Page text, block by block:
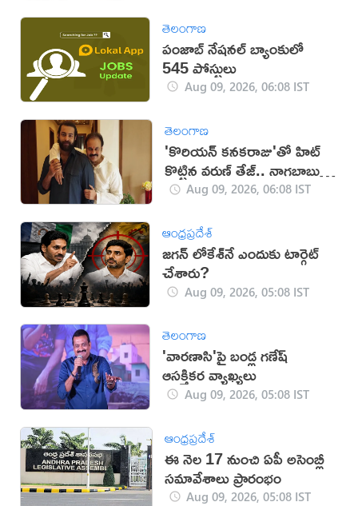
తెలంగాణ
పంజాబ్ నేషనల్ బ్యాంకులో
545 పోస్టులు
Aug 09, 2026, 06:08 IST
తెలంగాణ
'కొరియన్ కనకరాజు'తో హిట్
కొట్టిన వరుణ్ తేజ్.. నాగబాబు
ఎమోషనల్ పోస్ట్
Aug 09, 2026, 06:08 IST
ఆంధ్రప్రదేశ్
జగన్ లోకేశ్‌నే ఎందుకు టార్గెట్
చేశారు?
Aug 09, 2026, 05:08 IST
తెలంగాణ
'వారణాసి'పై బండ్ల గణేష్
ఆసక్తికర వ్యాఖ్యలు
Aug 09, 2026, 05:08 IST
ఆంధ్రప్రదేశ్
ఈ నెల 17 నుంచి ఏపీ అసెంబ్లీ
సమావేశాలు ప్రారంభం
Aug 09, 2026, 05:08 IST